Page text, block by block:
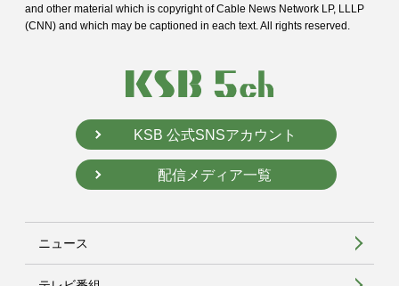
and other material which is copyright of Cable News Network LP, LLLP
(CNN) and which may be captioned in each text. All rights reserved.
KSB 公式SNSアカウント
配信メディア一覧
ニュース